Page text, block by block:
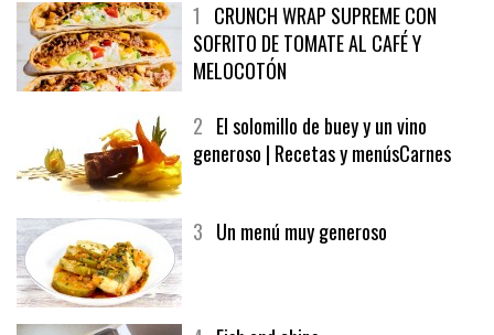
1 CRUNCH WRAP SUPREME CON
SOFRITO DE TOMATE AL CAFÉ Y
MELOCOTÓN
2 El solomillo de buey y un vino
generoso | Recetas y menúsCarnes
3 Un menú muy generoso